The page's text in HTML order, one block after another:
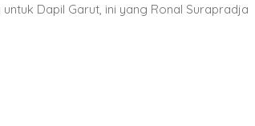
Dapil Garut, ini yang Ronal Surapradja